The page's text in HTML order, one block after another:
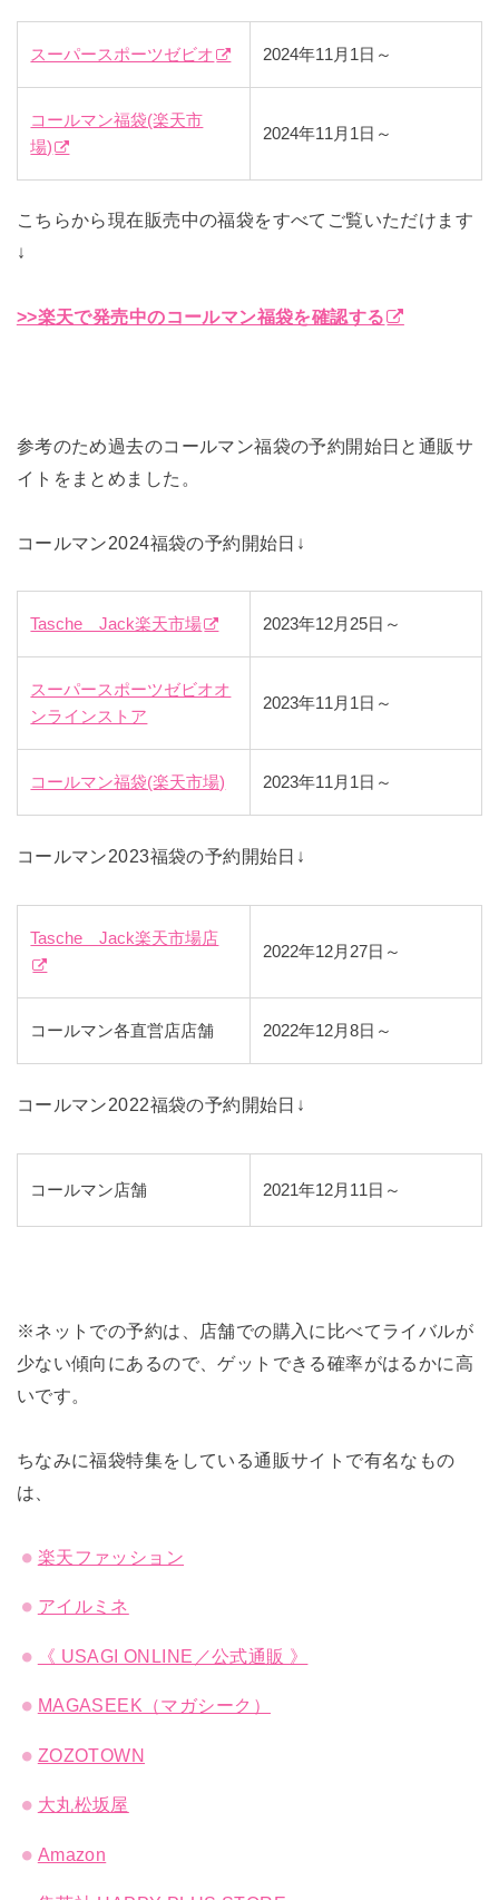
スーパースポーツゼビオ 2024年11月1日～
コールマン福袋(楽天市
場)
2024年11月1日～
こちらから現在販売中の福袋をすべてご覧いただけます
↓
>>楽天で発売中のコールマン福袋を確認する
参考のため過去のコールマン福袋の予約開始日と通販サ
イトをまとめました。
コールマン2024福袋の予約開始日↓
Tasche Jack楽天市場 2023年12月25日～
スーパースポーツゼビオオ
ンラインストア
2023年11月1日～
コールマン福袋(楽天市場) 2023年11月1日～
コールマン2023福袋の予約開始日↓
Tasche Jack楽天市場店
2022年12月27日～
コールマン各直営店店舗 2022年12月8日～
コールマン2022福袋の予約開始日↓
コールマン店舗 2021年12月11日～
※ネットでの予約は、店舗での購入に比べてライバルが
少ない傾向にあるので、ゲットできる確率がはるかに高
いです。
ちなみに福袋特集をしている通販サイトで有名なもの
は、
楽天ファッション
アイルミネ
《 USAGI ONLINE／公式通販 》
MAGASEEK（マガシーク）
ZOZOTOWN
大丸松坂屋
Amazon